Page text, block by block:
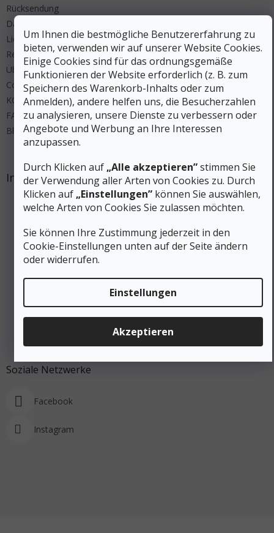
Um Ihnen die bestmögliche Benutzererfahrung zu
bieten, verwenden wir auf unserer Website Cookies.
Einige Cookies sind für das ordnungsgemäße
Funktionieren der Website erforderlich (z. B. zum
Speichern des Warenkorb-Inhalts oder zum
Anmelden), andere helfen uns, die Besucherzahlen
zu analysieren, unsere Dienste zu verbessern oder
Angebote und Werbung an Ihre Interessen
anzupassen.
Durch Klicken auf „Alle akzeptieren”stimmen Sie
der Verwendung aller Arten von Cookies zu. Durch
Klicken auf „Einstellungen” können Sie auswählen,
welche Arten von Cookies Sie zulassen möchten.
Sie können Ihre Zustimmung jederzeit in den
Cookie-Einstellungen unten auf der Seite ändern
oder widerrufen.
Einstellungen
Akzeptieren
Rücksendung
Datenschutz
Lieferung und Zahlung
Regeln Wettbewerbe
Über uns
Cookies
KONTAKT
FAQ
Blog
Instagram
Auf Instagram folgen
Soziale Netzwerke
Facebook
Instagram